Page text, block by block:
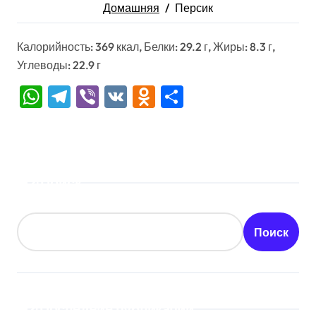
Домашняя Персик
Калорийность: 369 ккал, Белки: 29.2 г, Жиры: 8.3 г,
Углеводы: 22.9 г
WhatsApp
Telegram
Viber
VK Odnoklassniki
Поиск